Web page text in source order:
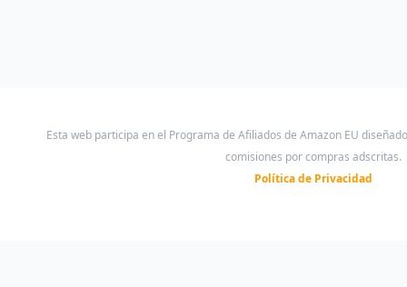
Esta web participa en el Programa de Afiliados de Amazon EU
comisiones por compras adscritas.
Política de Privacidad